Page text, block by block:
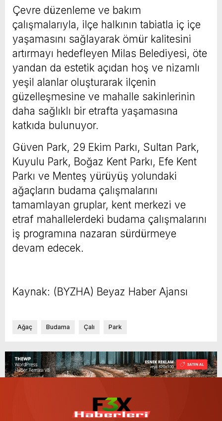
Çevre düzenleme ve bakım
çalışmalarıyla, ilçe halkının tabiatla iç içe
yaşamasını sağlayarak ömür kalitesini
artırmayı hedefleyen Milas Belediyesi, öte
yandan da estetik açıdan hoş ve nizamlı
yeşil alanlar oluşturarak ilçenin
güzelleşmesine ve mahalle sakinlerinin
daha sağlıklı bir etrafta yaşamasına
katkıda bulunuyor.
Güven Park, 29 Ekim Parkı, Sultan Park,
Kuyulu Park, Boğaz Kent Parkı, Efe Kent
Parkı ve Menteş yürüyüş yolundaki
ağaçların budama çalışmalarını
tamamlayan gruplar, kent merkezi ve
etraf mahallelerdeki budama çalışmalarını
iş programına nazaran sürdürmeye
devam edecek.
Kaynak: (BYZHA) Beyaz Haber Ajansı
Ağaç Budama Çalı Park